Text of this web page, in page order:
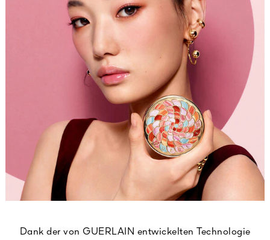
Dank der von GUERLAIN entwickelten Technologie